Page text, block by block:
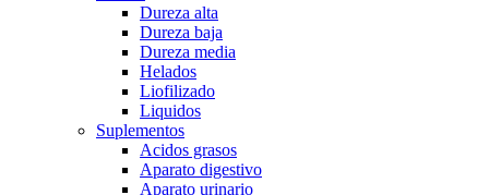
Dureza alta
Dureza baja
Dureza media
Helados
Liofilizado
Liquidos
Suplementos
Acidos grasos
Aparato digestivo
Aparato urinario